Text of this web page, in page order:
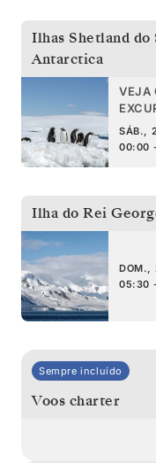
Ilhas Shetland do
Antarctica
VEJA
SÁB.,
00:00
Ilha do Rei
DOM.,
05:30
Sempre incluído
Voos charter